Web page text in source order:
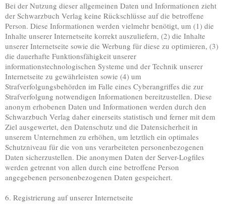
Bei der Nutzung dieser allgemeinen Daten und Informationen zieht
der Schwarzbuch Verlag keine Rückschlüsse auf die betroffene
Person. Diese Informationen werden vielmehr benötigt, um (1) die
Inhalte unserer Internetseite korrekt auszuliefern, (2) die Inhalte
unserer Internetseite sowie die Werbung für diese zu optimieren, (3)
die dauerhafte Funktionsfähigkeit unserer
informationstechnologischen Systeme und der Technik unserer
Internetseite zu gewährleisten sowie (4) um
Strafverfolgungsbehörden im Falle eines Cyberangriffes die zur
Strafverfolgung notwendigen Informationen bereitzustellen. Diese
anonym erhobenen Daten und Informationen werden durch den
Schwarzbuch Verlag daher einerseits statistisch und ferner mit dem
Ziel ausgewertet, den Datenschutz und die Datensicherheit in
unserem Unternehmen zu erhöhen, um letztlich ein optimales
Schutzniveau für die von uns verarbeiteten personenbezogenen
Daten sicherzustellen. Die anonymen Daten der Server-Logfiles
werden getrennt von allen durch eine betroffene Person
angegebenen personenbezogenen Daten gespeichert.
6. Registrierung auf unserer Internetseite